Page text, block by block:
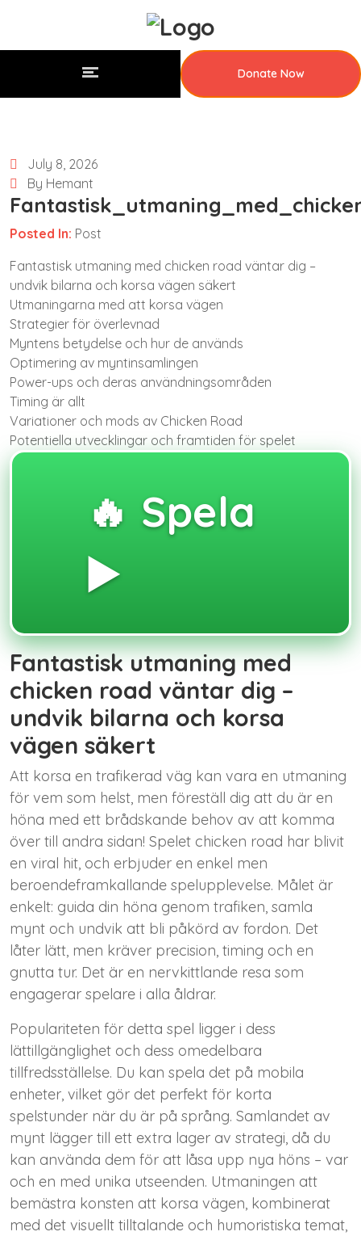
Donate Now
July 8, 2026
By Hemant
Posted In: Post
Fantastisk utmaning med chicken road väntar dig –
undvik bilarna och korsa vägen säkert
Utmaningarna med att korsa vägen
Strategier för överlevnad
Myntens betydelse och hur de används
Optimering av myntinsamlingen
Power-ups och deras användningsområden
Timing är allt
Variationer och mods av Chicken Road
Potentiella utvecklingar och framtiden för spelet
🔥 Spela
▶️
Fantastisk utmaning med
chicken road väntar dig –
undvik bilarna och korsa
vägen säkert
Att korsa en trafikerad väg kan vara en utmaning
för vem som helst, men föreställ dig att du är en
höna med ett brådskande behov av att komma
över till andra sidan! Spelet chicken road har blivit
en viral hit, och erbjuder en enkel men
beroendeframkallande spelupplevelse. Målet är
enkelt: guida din höna genom trafiken, samla
mynt och undvik att bli påkörd av fordon. Det
låter lätt, men kräver precision, timing och en
gnutta tur. Det är en nervkittlande resa som
engagerar spelare i alla åldrar.
Populariteten för detta spel ligger i dess
lättillgänglighet och dess omedelbara
tillfredsställelse. Du kan spela det på mobila
enheter, vilket gör det perfekt för korta
spelstunder när du är på språng. Samlandet av
mynt lägger till ett extra lager av strategi, då du
kan använda dem för att låsa upp nya höns – var
och en med unika utseenden. Utmaningen att
bemästra konsten att korsa vägen, kombinerat
med det visuellt tilltalande och humoristiska temat,